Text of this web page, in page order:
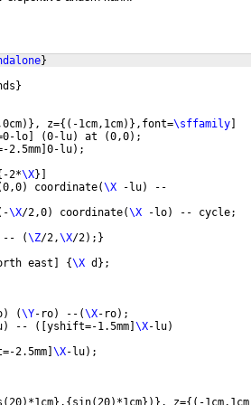
}
}
)} , z={( -1cm,1cm)} ,font=\sffamily
lo (0-lu) at (0,0) ;
0-lu) ;
-2*\X}]
0,0) coordinate(\X -lu)
--
-\X/2,0) coordinate(\X -lo)
-- cycle;
-- (\Z/2,\X/2) ; }
east {\X d } ;
) (\Y-ro) -- (\X-ro) ;
) -- ([ yshift=-1.5mm \X-lu)
2.5mm \X-lu) ;